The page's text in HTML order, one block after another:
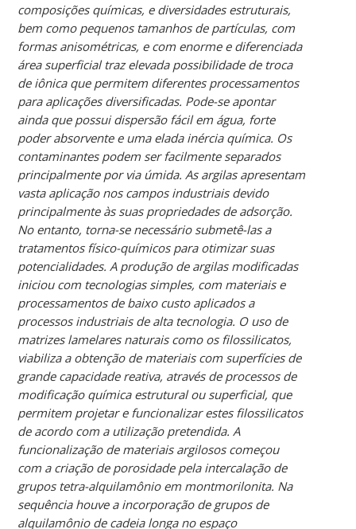
composições químicas, e diversidades estruturais,
bem como pequenos tamanhos de partículas, com
formas anisométricas, e com enorme e diferenciada
área superficial traz elevada possibilidade de troca
de iônica que permitem diferentes processamentos
para aplicações diversificadas. Pode-se apontar
ainda que possui dispersão fácil em água, forte
poder absorvente e uma elada inércia química. Os
contaminantes podem ser facilmente separados
principalmente por via úmida. As argilas apresentam
vasta aplicação nos campos industriais devido
principalmente às suas propriedades de adsorção.
No entanto, torna-se necessário submetê-las a
tratamentos físico-químicos para otimizar suas
potencialidades. A produção de argilas modificadas
iniciou com tecnologias simples, com materiais e
processamentos de baixo custo aplicados a
processos industriais de alta tecnologia. O uso de
matrizes lamelares naturais como os filossilicatos,
viabiliza a obtenção de materiais com superfícies de
grande capacidade reativa, através de processos de
modificação química estrutural ou superficial, que
permitem projetar e funcionalizar estes filossilicatos
de acordo com a utilização pretendida. A
funcionalização de materiais argilosos começou
com a criação de porosidade pela intercalação de
grupos tetra-alquilamônio em montmorilonita. Na
sequência houve a incorporação de grupos de
alquilamônio de cadeia longa no espaço